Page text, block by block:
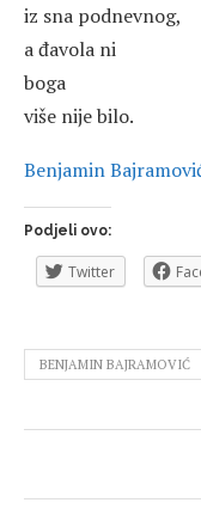
iz sna podnevnog,
a đavola ni
boga
više nije bilo.
Benjamin
Podjeli ovo:
Twitter
BENJAMIN BAJRAMOVIĆ